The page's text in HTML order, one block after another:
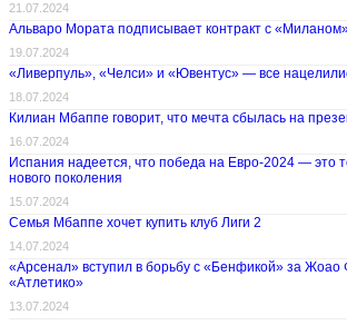
21.07.2024
Альваро Мората подписывает контракт с
19.07.2024
«Ливерпуль», «Челси» и «Ювентус» — все
18.07.2024
Килиан Мбаппе говорит, что мечта сбылась на
16.07.2024
Испания надеется, что победа на Евро-2024 — это
нового поколения
15.07.2024
Семья Мбаппе хочет купить клуб Лиги 2
14.07.2024
«Арсенал» вступил в борьбу с «Бенфикой» за Жоао
«Атлетико»
13.07.2024